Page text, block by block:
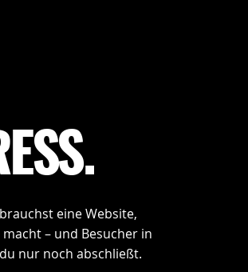
eine Website,
– und Besucher in
nur noch abschließt.